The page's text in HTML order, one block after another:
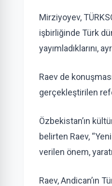
Mirziyoyev,
işbirliğinde Türk
yayımladıklarını,
Raev de
gerçekleştirilen
Özbekistan’ın
belirten Raev,
verilen önem,
Raev, Andican’ın